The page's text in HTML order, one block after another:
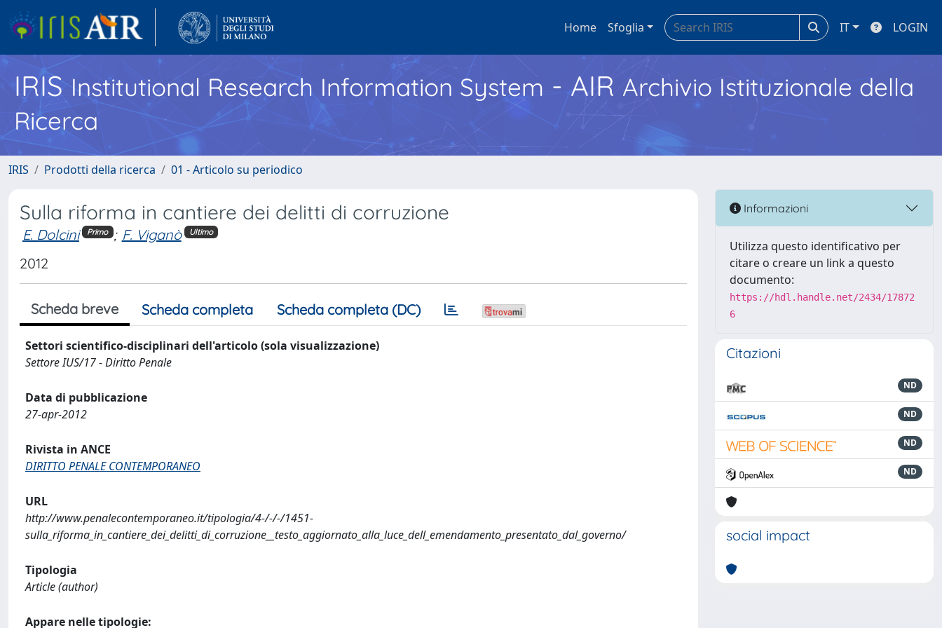
Home Sfoglia IT LOGIN
IRISInstitutional Research Information System - AIR Archivio Istituzionale della
Ricerca
IRIS Prodotti della ricerca 01 - Articolo su periodico
Sulla riforma in cantiere dei delitti di corruzione
E. Dolcini Primo ; F. Viganò Ultimo
2012
Scheda breve Scheda completa Scheda completa (DC)
Settori scientifico-disciplinari dell'articolo (sola visualizzazione)
Settore IUS/17 - Diritto Penale
Data di pubblicazione
27-apr-2012
Rivista in ANCE
DIRITTO PENALE CONTEMPORANEO
URL
http://www.penalecontemporaneo.it/tipologia/4-/-/-/1451-
sulla_riforma_in_cantiere_dei_delitti_di_corruzione__testo_aggiornato_alla_luce_dell_emendamento_presentato_dal_governo/
Tipologia
Article (author)
Appare nelle tipologie:
Informazioni
Utilizza questo identificativo per
citare o creare un link a questo
documento:
https://hdl.handle.net/2434/17872
6
Citazioni
ND
ND
ND
ND
social impact